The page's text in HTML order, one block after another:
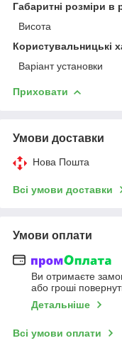
Габаритні розміри в
Висота
Користувальницькі
Варіант установки
Приховати
Умови доставки
Нова Пошта
Всі умови доставки
Умови оплати
Ви отримаєте
або гроші
Детальніше
Всі умови оплати